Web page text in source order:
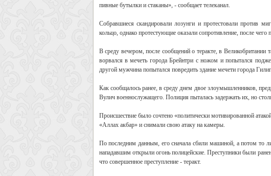
пивные бутылки и стаканы», - сообщает телеканал.
Собравшиеся скандировали лозунги и протестовали против
кольцо, однако протестующие оказали сопротивление, после
В среду вечером, после сообщений о теракте, в
ворвался в мечеть города Брейнтри с ножом и попытался
другой мужчина попытался повредить здание мечети города
Как сообщалось ранее, в среду днем двое злоумышленников,
Вулич военнослужащего. Полиция пыталась задержать их, но
Происшествие было сочтено «политически мотивированной
«Аллах акбар» и снимали свою атаку на камеры.
По последним данным, его сначала сбили машиной, а потом то
нападавшим открыли огонь полицейские. Преступники были
что совершенное преступление - теракт.